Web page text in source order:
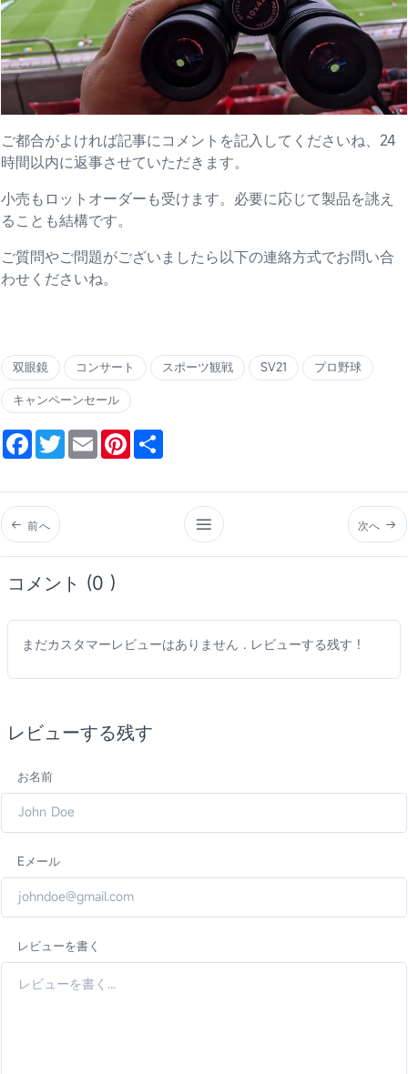
ご都合がよければ記事にコメントを記入してくださいね、24
時間以内に返事させていただきます。
小売もロットオーダーも受けます。必要に応じて製品を誂え
ることも結構です。
ご質問やご問題がございましたら以下の連絡方式でお問い合
わせくださいね。
双眼鏡 コンサート スポーツ観戦 SV21
プロ野球
キャンペーンセール
FacebookTwitterEmail Pinterest
前へ 次へ
コメント (0 )
まだカスタマーレビューはありません . レビューする残す !
レビューする残す
お名前
Eメール
レビューを書く